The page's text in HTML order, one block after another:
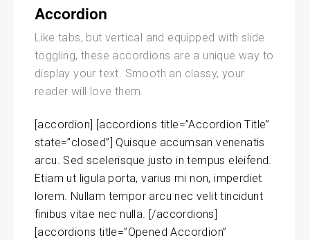
Accordion
Like tabs, but vertical and equipped with slide
toggling, these accordions are a unique way to
display your text. Smooth an classy, your
reader will love them.
[accordion] [accordions title=”Accordion Title”
state=”closed”] Quisque accumsan venenatis
arcu. Sed scelerisque justo in tempus eleifend.
Etiam ut ligula porta, varius mi non, imperdiet
lorem. Nullam tempor arcu nec velit tincidunt
finibus vitae nec nulla. [/accordions]
[accordions title=”Opened Accordion”